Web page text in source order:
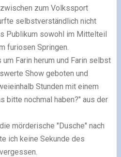
zum Volkssport
selbstverständlich nicht
Publikum sowohl im Mittelteil
furiosen Springen.
Farin herum und Farin selbst
Show geboten und
Stunden mit einem
bitte nochmal haben?" aus der
mörderische "Dusche" nach
ich keine Sekunde des